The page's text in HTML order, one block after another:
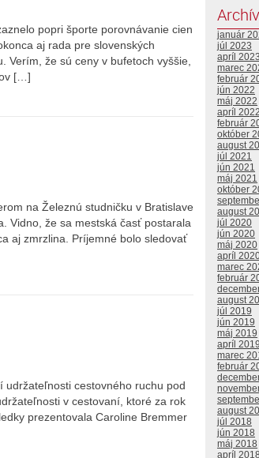
popri športe porovnávanie cien
aj rada pre slovenských
Verím, že sú ceny v bufetoch vyššie,
[…]
na Železnú studničku v Bratislave
Vidno, že sa mestská časť postarala
aj zmrzlina. Príjemné bolo sledovať
udržateľnosti cestovného ruchu pod
v cestovaní, ktoré za rok
prezentovala Caroline Bremmer
Archív
január
júl 2023
apríl 2023
marec
február
jún 2022
máj 2022
apríl 2022
február
október
august
júl 2021
jún 2021
máj 2021
október
august
júl 2020
jún 2020
máj 2020
apríl
marec
február
august
júl 2019
jún 2019
máj 2019
apríl 2019
marec
február
august
júl 2018
jún 2018
máj 2018
apríl 2018